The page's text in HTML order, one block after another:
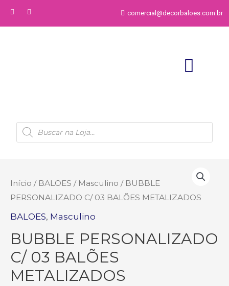
comercial@decorbaloes.com.br
Início / BALOES / Masculino / BUBBLE
PERSONALIZADO C/ 03 BALÕES METALIZADOS
BALOES, Masculino
BUBBLE PERSONALIZADO
C/ 03 BALÕES
METALIZADOS